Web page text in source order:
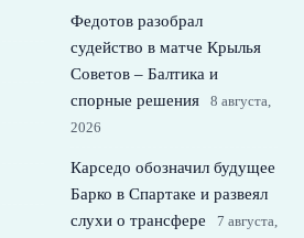
Федотов разобрал
судейство в матче Крылья
Советов – Балтика и
спорные решения
8 августа,
2026
Карседо обозначил будущее
Барко в Спартаке и развеял
слухи о трансфере
7 августа,